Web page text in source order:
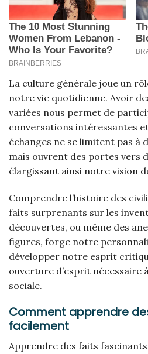
La culture générale joue un
notre vie quotidienne. Avoir
variées nous permet de
conversations intéressantes
échanges ne se limitent pas à
mais ouvrent des portes vers
élargissant ainsi notre vision
Comprendre l’histoire des
faits surprenants sur les
découvertes, ou même des
figures, forge notre
développer notre esprit
ouverture d’esprit
sociale.
Comment apprendre
facilement
Apprendre des faits